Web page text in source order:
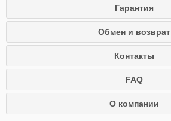
Гарантия
Обмен и возврат
Контакты
FAQ
О компании